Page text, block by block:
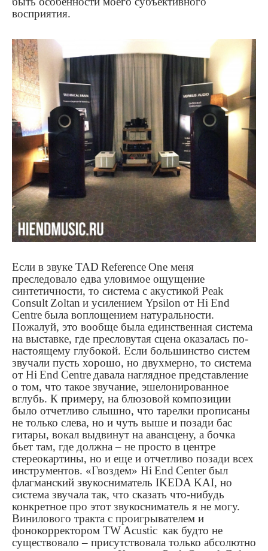
восприятия.
Если в звуке TAD ReferenceOne меня
преследовало едва уловимое ощущение
синтетичности, то система с акустикой Peak
Consult Zoltan и усилением Ypsilon от HiEnd
Centre была воплощением натуральности.
Пожалуй, это вообще была единственная система
на выставке, где пресловутая сцена оказалась по-
настоящему глубокой. Если большинство систем
звучали пусть хорошо, но двухмерно, то система
от HiEndCentreдавала наглядное представление
о том, что такое звучание, эшелонированное
вглубь. К примеру, на блюзовой композиции
было отчетливо слышно, что тарелки прописаны
не только слева, но и чуть выше и позади бас
гитары, вокал выдвинут на авансцену, а бочка
бьет там, где должна – не просто в центре
стереокартины, но и еще и отчетливо позади всех
инструментов. «Гвоздем» HiEndCenterбыл
флагманский звукосниматель IKEDAKAI, но
система звучала так, что сказать что-нибудь
конкретное про этот звукосниматель я не могу.
Винилового тракта с проигрывателем и
фонокорректором TWAcustic как будто не
существовало – присутствовала только абсолютно